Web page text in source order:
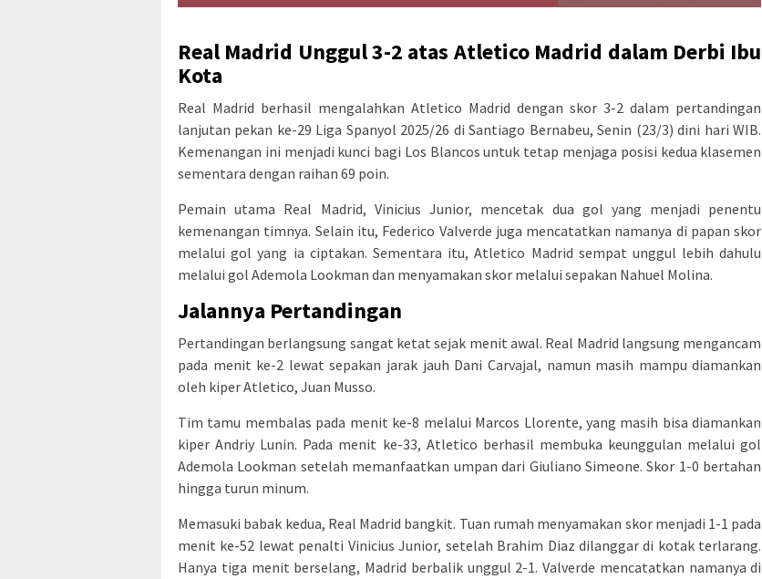
Real Madrid Unggul 3-2 atas Atletico Madrid dalam Derbi Ibu
Kota
Real Madrid berhasil mengalahkan Atletico Madrid dengan skor 3-2 dalam pertandingan
lanjutan pekan ke-29 Liga Spanyol 2025/26 di Santiago Bernabeu, Senin (23/3) dini hari WIB.
Kemenangan ini menjadi kunci bagi Los Blancos untuk tetap menjaga posisi kedua klasemen
sementara dengan raihan 69 poin.
Pemain utama Real Madrid, Vinicius Junior, mencetak dua gol yang menjadi penentu
kemenangan timnya. Selain itu, Federico Valverde juga mencatatkan namanya di papan skor
melalui gol yang ia ciptakan. Sementara itu, Atletico Madrid sempat unggul lebih dahulu
melalui gol Ademola Lookman dan menyamakan skor melalui sepakan Nahuel Molina.
Jalannya Pertandingan
Pertandingan berlangsung sangat ketat sejak menit awal. Real Madrid langsung mengancam
pada menit ke-2 lewat sepakan jarak jauh Dani Carvajal, namun masih mampu diamankan
oleh kiper Atletico, Juan Musso.
Tim tamu membalas pada menit ke-8 melalui Marcos Llorente, yang masih bisa diamankan
kiper Andriy Lunin. Pada menit ke-33, Atletico berhasil membuka keunggulan melalui gol
Ademola Lookman setelah memanfaatkan umpan dari Giuliano Simeone. Skor 1-0 bertahan
hingga turun minum.
Memasuki babak kedua, Real Madrid bangkit. Tuan rumah menyamakan skor menjadi 1-1 pada
menit ke-52 lewat penalti Vinicius Junior, setelah Brahim Diaz dilanggar di kotak terlarang.
Hanya tiga menit berselang, Madrid berbalik unggul 2-1. Valverde mencatatkan namanya di